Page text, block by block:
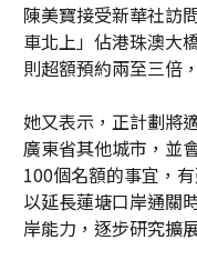
陳美寶接受新華社訪
車北上」佔港珠澳大
則超額預約兩至三倍
她又表示，正計劃將
廣東省其他城市，並
100個名額的事宜，
以延長蓮塘口岸通關
岸能力，逐步研究擴